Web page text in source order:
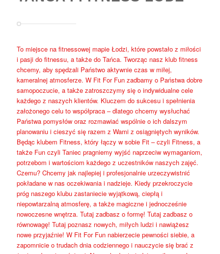
To miejsce na fitnessowej mapie Łodzi, które powstało z miłości
i pasji do fitnessu, a także do Tańca. Tworząc nasz klub fitness
chcemy, aby spędzali Państwo aktywnie czas w miłej,
kameralnej atmosferze. W Fit For Fun zadbamy o Państwa dobre
samopoczucie, a także zatroszczymy się o indywidualne cele
każdego z naszych klientów. Kluczem do sukcesu i spełnienia
założonego celu to współpraca – dlatego chcemy wysłuchać
Państwa pomysłów oraz rozmawiać wspólnie o ich dalszym
planowaniu i cieszyć się razem z Wami z osiągniętych wyników.
Będąc klubem Fitness, który łączy w sobie Fit – czyli Fitness, a
także Fun czyli Taniec pragniemy wyjść naprzeciw wymaganiom,
potrzebom i wartościom każdego z uczestników naszych zajęć.
Czemu? Chcemy jak najlepiej i profesjonalnie urzeczywistnić
pokładane w nas oczekiwania i nadzieje. Kiedy przekroczycie
próg naszego klubu zastaniecie wyjątkową, ciepłą i
niepowtarzalną atmosferę, a także magiczne i jednocześnie
nowoczesne wnętrza. Tutaj zadbasz o formę! Tutaj zadbasz o
równowagę! Tutaj poznasz nowych, miłych ludzi i nawiążesz
nowe przyjaźnie! W Fit For Fun nabierzecie pewności siebie, a
zapomnicie o trudach dnia codziennego i nauczycie się brać z